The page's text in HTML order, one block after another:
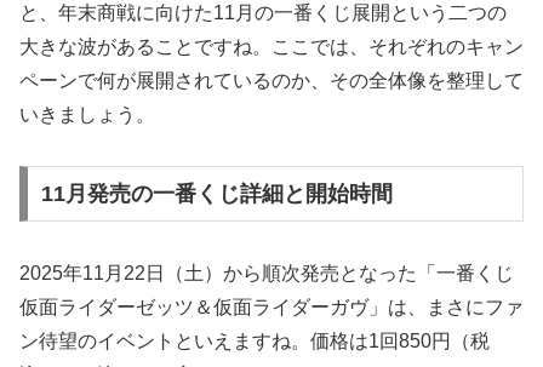
と、年末商戦に向けた11月の一番くじ展開という二つの
大きな波があることですね。ここでは、それぞれのキャン
ペーンで何が展開されているのか、その全体像を整理して
いきましょう。
11月発売の一番くじ詳細と開始時間
2025年11月22日（土）から順次発売となった「一番くじ
仮面ライダーゼッツ＆仮面ライダーガヴ」は、まさにファ
ン待望のイベントといえますね。価格は1回850円（税